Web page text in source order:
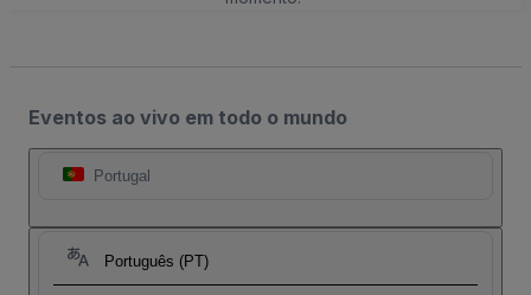
Eventos ao vivo em todo o mundo
Portugal
Português (PT)